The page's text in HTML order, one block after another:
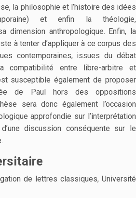
la philosophie et l’histoire des idées
et enfin la théologie,
dimension anthropologique. Enfin, la
à tenter d’appliquer à ce corpus des
contemporaines, issues du débat
compatibilité entre libre-arbitre et
susceptible également de proposer
de Paul hors des oppositions
sera donc également l’occasion
approfondie sur l’interprétation
discussion conséquente sur le
de lettres classiques, Université